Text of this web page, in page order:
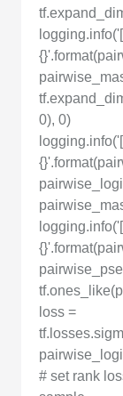
0), 0)
loss =
# set rank